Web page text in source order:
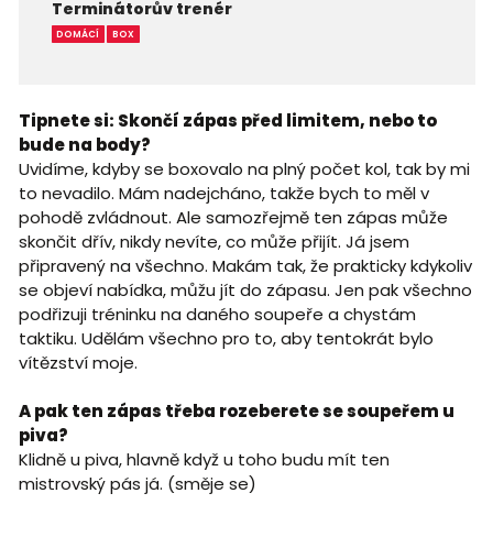
Terminátorův trenér
DOMÁCÍ BOX
Tipnete si: Skončí zápas před limitem, nebo to
bude na body?
Uvidíme, kdyby se boxovalo na plný počet kol, tak by mi
to nevadilo. Mám nadejcháno, takže bych to měl v
pohodě zvládnout. Ale samozřejmě ten zápas může
skončit dřív, nikdy nevíte, co může přijít. Já jsem
připravený na všechno. Makám tak, že prakticky kdykoliv
se objeví nabídka, můžu jít do zápasu. Jen pak všechno
podřizuji tréninku na daného soupeře a chystám
taktiku. Udělám všechno pro to, aby tentokrát bylo
vítězství moje.
A pak ten zápas třeba rozeberete se soupeřem u
piva?
Klidně u piva, hlavně když u toho budu mít ten
mistrovský pás já. (směje se)